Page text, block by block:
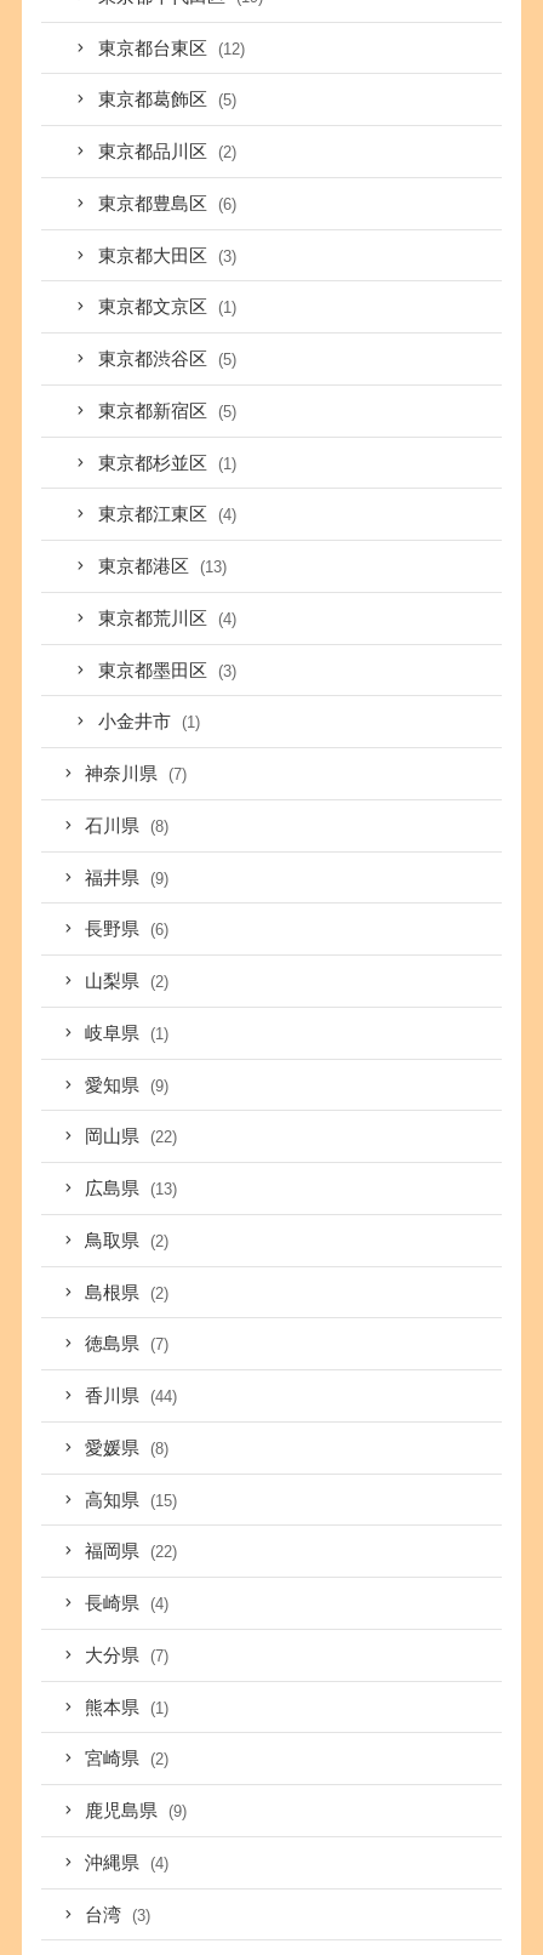
東京都台東区 (12)
東京都葛飾区 (5)
東京都品川区 (2)
東京都豊島区 (6)
東京都大田区 (3)
東京都文京区 (1)
東京都渋谷区 (5)
東京都新宿区 (5)
東京都杉並区 (1)
東京都江東区 (4)
東京都港区 (13)
東京都荒川区 (4)
東京都墨田区 (3)
小金井市 (1)
神奈川県 (7)
石川県 (8)
福井県 (9)
長野県 (6)
山梨県 (2)
岐阜県 (1)
愛知県 (9)
岡山県 (22)
広島県 (13)
鳥取県 (2)
島根県 (2)
徳島県 (7)
香川県 (44)
愛媛県 (8)
高知県 (15)
福岡県 (22)
長崎県 (4)
大分県 (7)
熊本県 (1)
宮崎県 (2)
鹿児島県 (9)
沖縄県 (4)
台湾 (3)